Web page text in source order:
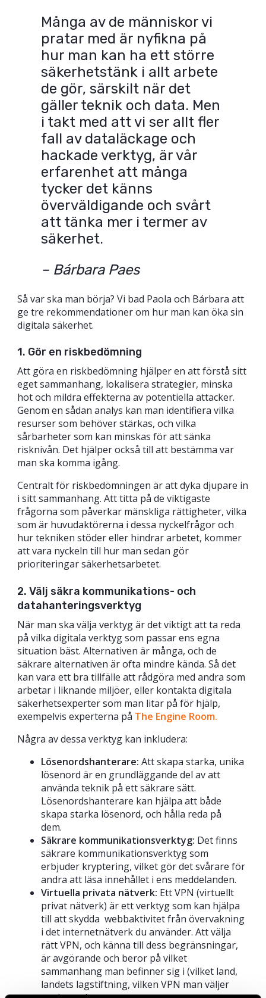
Många av de människor vi
pratar med är nyfikna på
hur man kan ha ett större
säkerhetstänk i allt arbete
de gör, särskilt när det
gäller teknik och data. Men
i takt med att vi ser allt fler
fall av dataläckage och
hackade verktyg, är vår
erfarenhet att många
tycker det känns
överväldigande och svårt
att tänka mer i termer av
säkerhet.
– Bárbara Paes
Så var ska man börja? Vi bad Paola och Bárbara att
ge tre rekommendationer om hur man kan öka sin
digitala säkerhet.
1. Gör en riskbedömning
Att göra en riskbedömning hjälper en att förstå sitt
eget sammanhang, lokalisera strategier, minska
hot och mildra effekterna av potentiella attacker.
Genom en sådan analys kan man identifiera vilka
resurser som behöver stärkas, och vilka
sårbarheter som kan minskas för att sänka
risknivån. Det hjälper också till att bestämma var
man ska komma igång.
Centralt för riskbedömningen är att dyka djupare in
i sitt sammanhang. Att titta på de viktigaste
frågorna som påverkar mänskliga rättigheter, vilka
som är huvudaktörerna i dessa nyckelfrågor och
hur tekniken stöder eller hindrar arbetet, kommer
att vara nyckeln till hur man sedan gör
prioriteringar säkerhetsarbetet.
2. Välj säkra kommunikations- och
datahanteringsverktyg
När man ska välja verktyg är det viktigt att ta reda
på vilka digitala verktyg som passar ens egna
situation bäst. Alternativen är många, och de
säkrare alternativen är ofta mindre kända. Så det
kan vara ett bra tillfälle att rådgöra med andra som
arbetar i liknande miljöer, eller kontakta digitala
säkerhetsexperter som man litar på för hjälp,
exempelvis experterna på The Engine Room.
Några av dessa verktyg kan inkludera:
Lösenordshanterare: Att skapa starka, unika
lösenord är en grundläggande del av att
använda teknik på ett säkrare sätt.
Lösenordshanterare kan hjälpa att både
skapa starka lösenord, och hålla reda på
dem.
Säkrare kommunikationsverktyg: Det finns
säkrare kommunikationsverktyg som
erbjuder kryptering, vilket gör det svårare för
andra att läsa innehållet i ens meddelanden.
Virtuella privata nätverk: Ett VPN (virtuellt
privat nätverk) är ett verktyg som kan hjälpa
till att skydda webbaktivitet från övervakning
i det internetnätverk du använder. Att välja
rätt VPN, och känna till dess begränsningar,
är avgörande och beror på vilket
sammanhang man befinner sig i (vilket land,
landets lagstiftning, vilken VPN man väljer